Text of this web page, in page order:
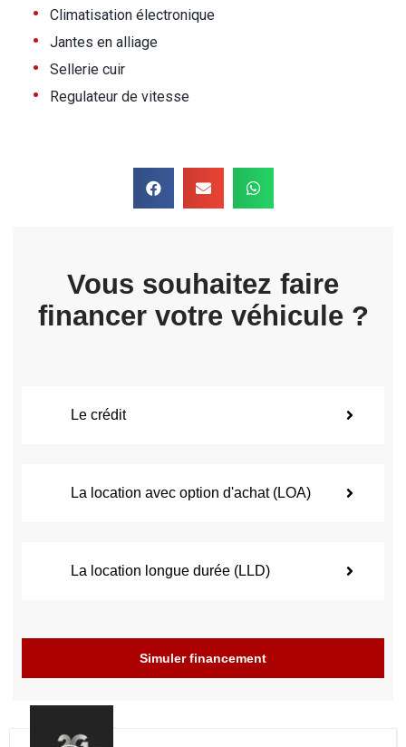
• Climatisation électronique
• Jantes en alliage
• Sellerie cuir
• Regulateur de vitesse
Vous souhaitez faire
financer votre véhicule ?
Le crédit
La location avec option d'achat (LOA)
La location longue durée (LLD)
Simuler financement